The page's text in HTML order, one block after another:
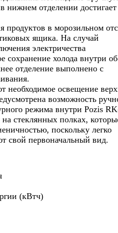
нижнем отделении
продуктов в морозильном
ящика. На случай
электричества
сохранение холода внутри
отделение выполнено с
необходимое освещение
возможность
режима внутри Pozis
стеклянных полках,
поскольку легко
свой первоначальный вид.
(кВтч)